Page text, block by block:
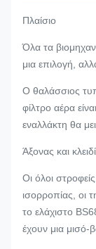
Πλαίσιο
Όλα τα
μια επιλογή,
Ο θαλάσσιος
φίλτρο αέρα
εναλλάκτη θα
Άξονας και κλειδί
Οι όλοι
ισορροπίας, οι
το ελάχιστο
έχουν μια μισό-